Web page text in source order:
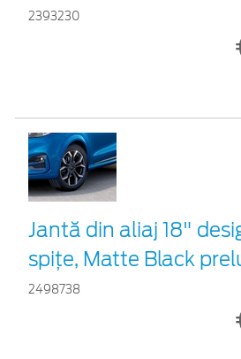
2393230
Jantă din aliaj 18"
spițe, Matte Black
2498738